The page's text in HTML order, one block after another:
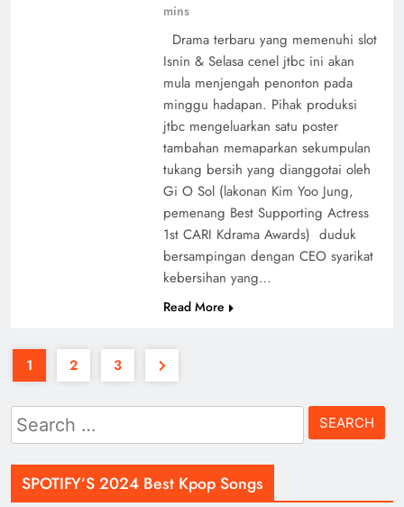
mins
Drama terbaru yang memenuhi slot
Isnin & Selasa cenel jtbc ini akan
mula menjengah penonton pada
minggu hadapan. Pihak produksi
jtbc mengeluarkan satu poster
tambahan memaparkan sekumpulan
tukang bersih yang dianggotai oleh
Gi O Sol (lakonan Kim Yoo Jung,
pemenang Best Supporting Actress
1st CARI Kdrama Awards) duduk
bersampingan dengan CEO syarikat
kebersihan yang…
Read More
1 2 3
Search
for:
SPOTIFY’S 2024 Best Kpop Songs